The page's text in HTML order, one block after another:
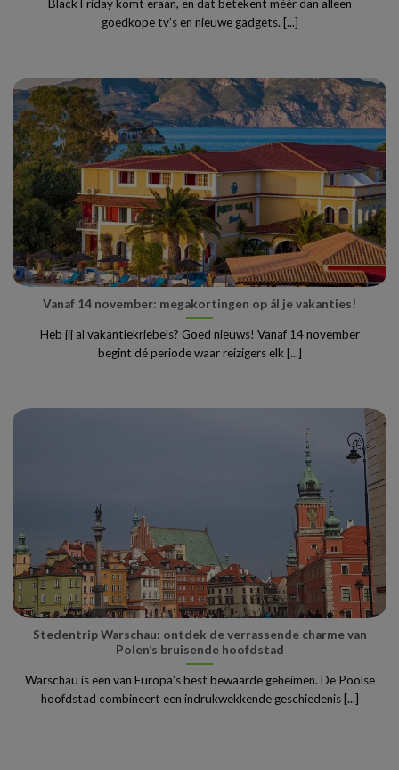
Black Friday komt eraan, en dat betekent méér dan alleen
goedkope tv’s en nieuwe gadgets. [...]
Vanaf 14 november: megakortingen op ál je vakanties!
Heb jij al vakantiekriebels? Goed nieuws! Vanaf 14 november
begint dé periode waar reizigers elk [...]
Stedentrip Warschau: ontdek de verrassende charme van
Polen’s bruisende hoofdstad
Warschau is een van Europa’s best bewaarde geheimen. De Poolse
hoofdstad combineert een indrukwekkende geschiedenis [...]